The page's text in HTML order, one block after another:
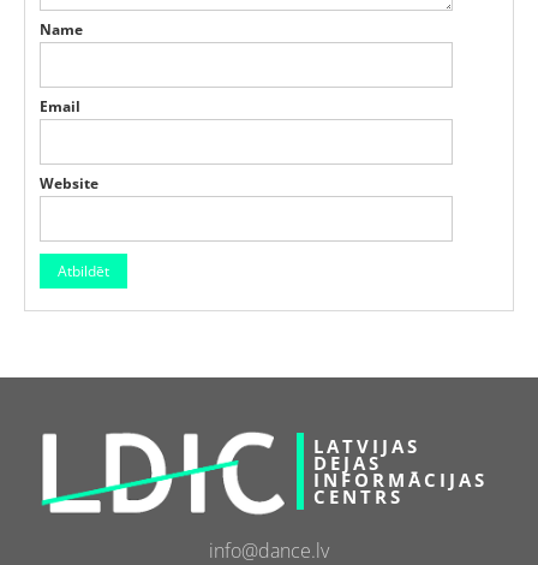
Name
Email
Website
LATVIJAS
DEJAS
INFORMĀCIJAS
CENTRS
info@dance.lv